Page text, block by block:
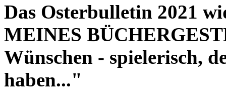
Das Osterbulletin 2021
MEINES
Wünschen - spielerisch,
haben..."